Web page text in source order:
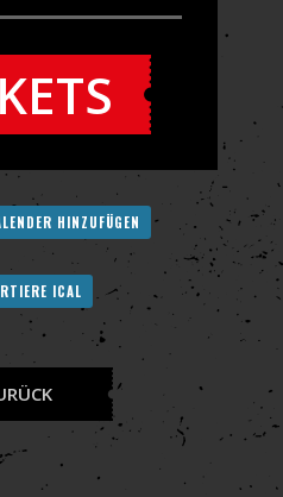
HINZUFÜGEN
ICAL